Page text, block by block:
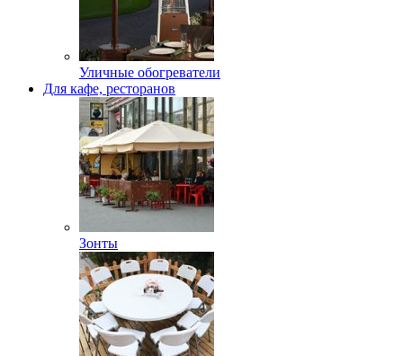
Уличные обогреватели
Для кафе, ресторанов
Зонты